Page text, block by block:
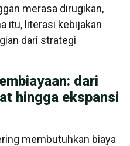
merasa dirugikan,
itu, literasi kebijakan
dari strategi
dari
hingga ekspansi
membutuhkan biaya